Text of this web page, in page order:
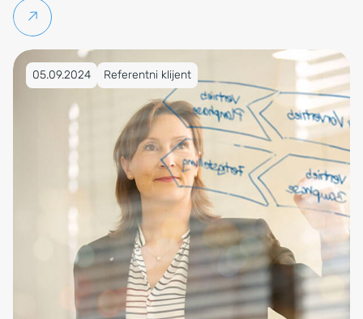
Pročitaj više
Objavljeno na 05.09.2024
05.09.2024 Referentni klijent